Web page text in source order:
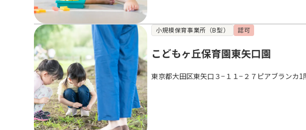
小規模保育事業所（B型） 認可
こどもヶ丘保育園東矢口園
東京都大田区東矢口３−１１−２７ピアブランカ1